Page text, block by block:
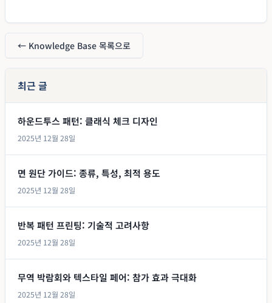
← Knowledge Base 목록으로
최근 글
하운드투스 패턴: 클래식 체크 디자인
2025년 12월 28일
면 원단 가이드: 종류, 특성, 최적 용도
2025년 12월 28일
반복 패턴 프린팅: 기술적 고려사항
2025년 12월 28일
무역 박람회와 텍스타일 페어: 참가 효과 극대화
2025년 12월 28일